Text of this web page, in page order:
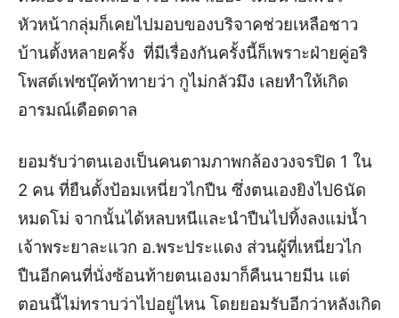
หัวหน้ากลุ่มก็เคยไปมอบของบริจาคช่วยเหลือชาว
บ้านตั้งหลายครั้ง ที่มีเรื่องกันครั้งนี้ก็เพราะฝ่ายคู่อริ
โพสต์เฟซบุ๊คท้าทายว่า กูไม่กลัวมึง เลยทำให้เกิด
อารมณ์เดือดดาล
ยอมรับว่าตนเองเป็นคนตามภาพกล้องวงจรปิด 1 ใน
2 คน ที่ยืนตั้งป้อมเหนี่ยวไกปืน ซึ่งตนเองยิงไป6นัด
หมดโม่ จากนั้นได้หลบหนีและนำปืนไปทิ้งลงแม่น้ำ
เจ้าพระยาละแวก อ.พระประแดง ส่วนผู้ที่เหนี่ยวไก
ปืนอีกคนที่นั่งซ้อนท้ายตนเองมาก็คืนนายมีน แต่
ตอนนี้ไม่ทราบว่าไปอยู่ไหน โดยยอมรับอีกว่าหลังเกิด